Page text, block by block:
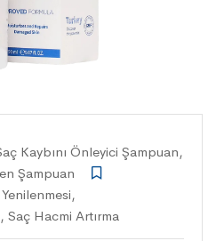
Kaybını Önleyici Şampuan,
Şampuan
,
, Saç Hacmi Artırma